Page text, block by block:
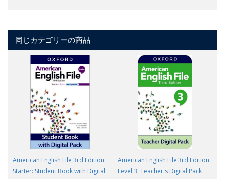
同じカテゴリーの商品
American English File 3rd Edition:
Starter: Student Book with Digital
American English File 3rd Edition:
Level 3: Teacher's Digital Pack